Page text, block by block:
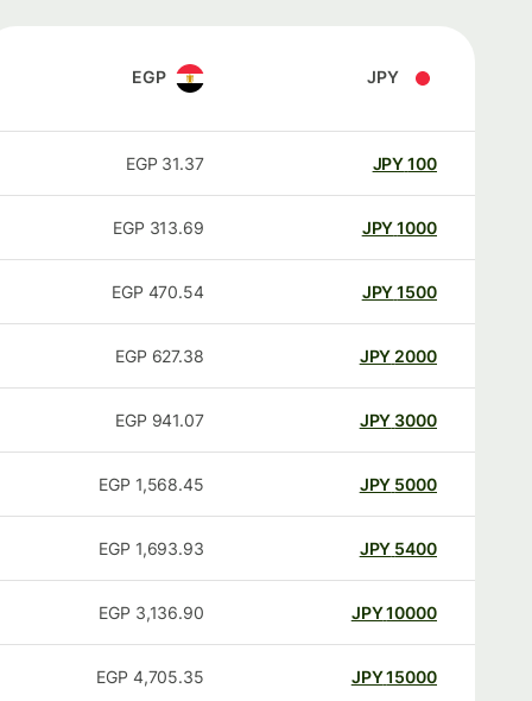
JPY
EGP
100
JPY
31.37
EGP
1000
JPY
313.69
EGP
1500
JPY
470.54
EGP
2000
JPY
627.38
EGP
3000
JPY
941.07
EGP
5000
JPY
1,568.45
EGP
5400
JPY
1,693.93
EGP
10000
JPY
3,136.90
EGP
15000
JPY
4,705.35
EGP